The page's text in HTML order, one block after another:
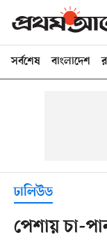
সর্বশেষ বাংলাদেশ
ঢালিউড
পেশায় চা-